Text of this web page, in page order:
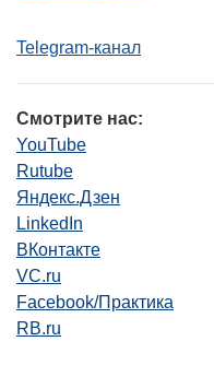
Telegram-канал
Смотрите нас:
YouTube
Rutube
Яндекс.Дзен
LinkedIn
ВКонтакте
VC.ru
Facebook/Практика
RB.ru